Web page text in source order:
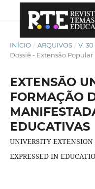
INÍCIO / ARQUIVOS / V. 30
Dossiê - Extensão Popular
EXTENSÃO
FORMAÇÃO
EDUCATIVAS
UNIVERSITY
EXPRESSED IN